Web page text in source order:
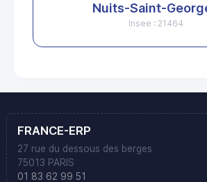
Nuits-Saint-
Insee : 21464
FRANCE-ERP
27 rue du dessous des berges
75013 PARIS
01 83 62 99 51